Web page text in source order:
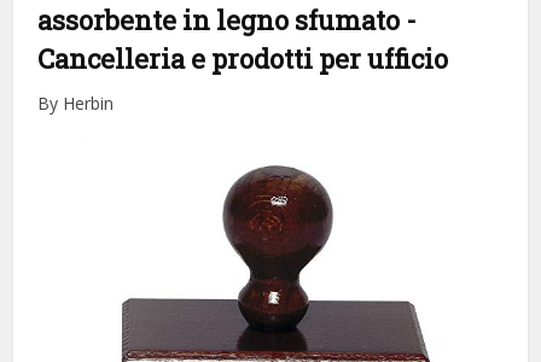
assorbente in legno sfumato -
Cancelleria e prodotti per ufficio
By Herbin